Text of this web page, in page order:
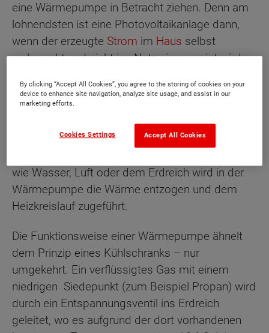
eine Wärmepumpe in Betracht ziehen. Denn am
lohnendsten ist eine Photovoltaikanlage dann,
wenn der erzeugte Strom im Haus selbst
verbraucht und nicht ins Netz eingespeist wird.
Die Wärmepumpen-Heizung kommt diesem Ziel
entgegen. Denn die einzige von außen zugeführte
bei dieser Heizungsart ist Elektrizität.
Diese wird benötigt, um den Heizkreislauf in
wie Wasser, Luft oder dem Erdreich wird in der
Wärmepumpe die Wärme entzogen und dem
Heizkreislauf zugeführt.
Die Funktionsweise einer Wärmepumpe ähnelt
dem Prinzip eines Kühlschranks – nur
umgekehrt. Ein verflüssigtes Gas mit einem
niedrigen Siedepunkt (zum Beispiel Propan) wird
durch ein Entspannungsventil ins Erdreich
geleitet, wo es aufgrund der dort vorhandenen
By clicking “Accept All Cookies”, you agree to the storing of cookies on your
device to enhance site navigation, analyze site usage, and assist in our
marketing efforts.
Accept All Cookies
Cookies Settings